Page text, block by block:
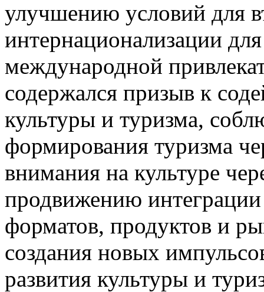
улучшению условий для
интернационализации
международной
содержался призыв к
культуры и туризма,
формирования туризма
внимания на культуре
продвижению
форматов, продуктов и
создания новых
развития культуры и